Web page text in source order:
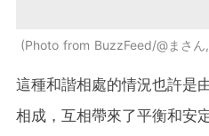
Photo from BuzzFeed/@まさ
這種和諧相處的情況也許是
相成，互相帶來了平衡和安